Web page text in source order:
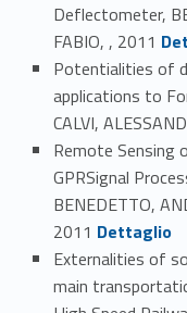
Deflectometer,
FABIO, , 2011 Link identifier #identifier_person_178554-45
Potentialities of
applications to
CALVI,
Remote Sensing
GPRSignal
BENEDETTO,
2011 Link identifier #identifier_person_155165-47
Dettaglio
Externalities of
main